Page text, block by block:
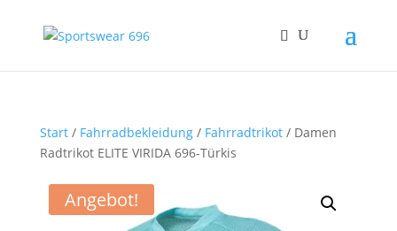
Start/ Fahrradbekleidung/ Fahrradtrikot/ Damen
Radtrikot ELITE VIRIDA 696-Türkis
Angebot!